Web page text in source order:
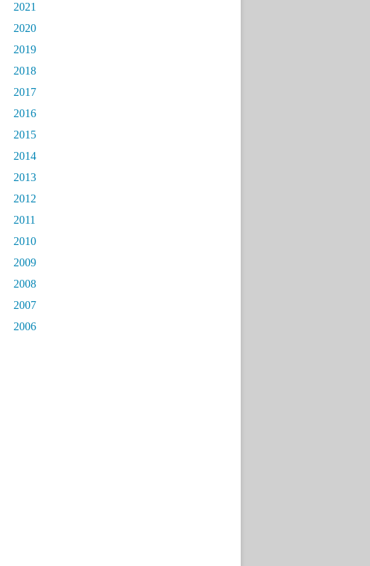
2021
2020
2019
2018
2017
2016
2015
2014
2013
2012
2011
2010
2009
2008
2007
2006